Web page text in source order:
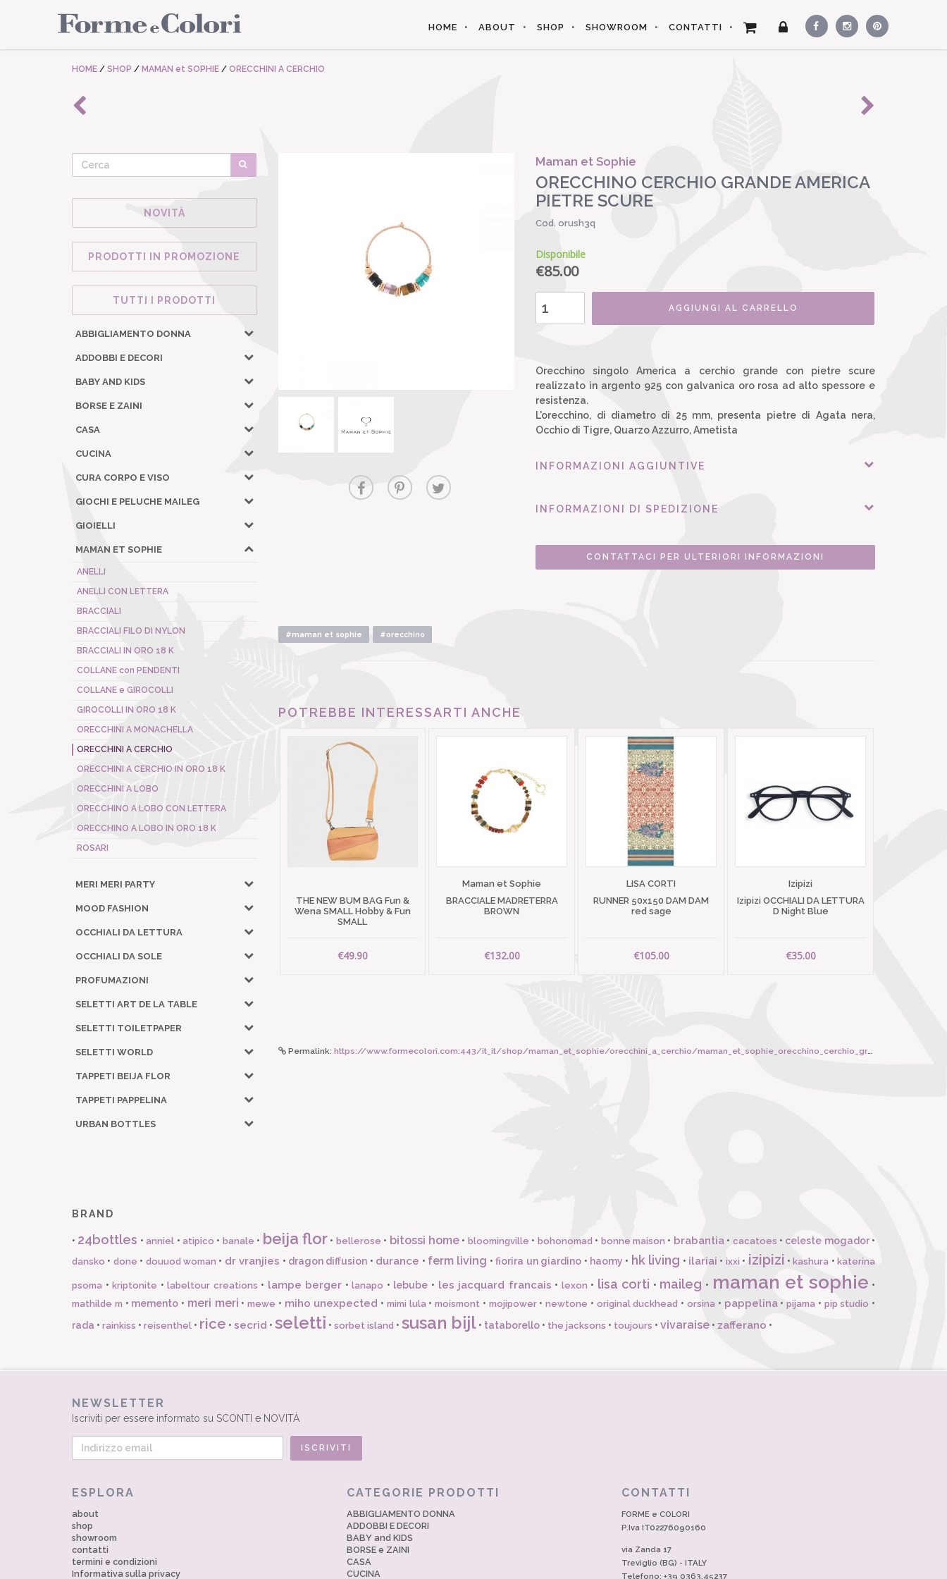
HOME ABOUT SHOP SHOWROOM CONTATTI
HOME / SHOP / MAMAN et SOPHIE / ORECCHINI A CERCHIO
NOVITÀ
PRODOTTI IN PROMOZIONE
TUTTI I PRODOTTI
ABBIGLIAMENTO DONNA
ADDOBBI E DECORI
BABY AND KIDS
BORSE E ZAINI
CASA
CUCINA
CURA CORPO E VISO
GIOCHI E PELUCHE MAILEG
GIOIELLI
MAMAN ET SOPHIE
ANELLI
ANELLI CON LETTERA
BRACCIALI
BRACCIALI FILO DI NYLON
BRACCIALI IN ORO 18 K
COLLANE con PENDENTI
COLLANE e GIROCOLLI
GIROCOLLI IN ORO 18 K
ORECCHINI A MONACHELLA
ORECCHINI A CERCHIO
ORECCHINI A CERCHIO IN ORO 18 K
ORECCHINI A LOBO
ORECCHINO A LOBO CON LETTERA
ORECCHINO A LOBO IN ORO 18 K
ROSARI
MERI MERI PARTY
MOOD FASHION
OCCHIALI DA LETTURA
OCCHIALI DA SOLE
PROFUMAZIONI
SELETTI ART DE LA TABLE
SELETTI TOILETPAPER
SELETTI WORLD
TAPPETI BEIJA FLOR
TAPPETI PAPPELINA
URBAN BOTTLES
Maman et Sophie
ORECCHINO CERCHIO GRANDE AMERICA
PIETRE SCURE
Cod. orush3q
Disponibile
€85.00
AGGIUNGI AL CARRELLO
Orecchino singolo America a cerchio grande con pietre scure
realizzato in argento 925 con galvanica oro rosa ad alto spessore e
resistenza.
L'orecchino, di diametro di 25 mm, presenta pietre di Agata nera,
Occhio di Tigre, Quarzo Azzurro, Ametista
INFORMAZIONI AGGIUNTIVE
INFORMAZIONI DI SPEDIZIONE
CONTATTACI PER ULTERIORI INFORMAZIONI
#maman et sophie #orecchino
POTREBBE INTERESSARTI ANCHE
THE NEW BUM BAG Fun &
Wena SMALL Hobby & Fun
SMALL
€49.90
Maman et Sophie
BRACCIALE MADRETERRA
BROWN
€132.00
LISA CORTI
RUNNER 50x150 DAM DAM
red sage
€105.00
Izipizi
Izipizi OCCHIALI DA LETTURA
D Night Blue
€35.00
Permalink: https://www.formecolori.com:443/it_it/shop/maman_et_sophie/orecchini_a_cerchio/maman_et_sophie_orecchino_cerchio_grande_america_pietre_scure/5376
BRAND
• 24bottles •anniel •atipico • banale • beija flor • bellerose • bitossi home • bloomingville • bohonomad • bonne maison • brabantia• cacatoes • celeste mogador•
dansko • done • douuod woman • dr vranjies • dragon diffusion • durance • ferm living •fiorira un giardino • haomy • hk living • ilariai • ixxi • izipizi •kashura •katerina
psoma •kriptonite •labeltour creations • lampe berger •lanapo • lebube • les jacquard francais • lexon • lisa corti • maileg • maman et sophie •
mathilde m • memento • meri meri •mewe • miho unexpected • mimi lula •moismont • mojipower•newtone • original duckhead • orsina • pappelina•pijama • pip studio •
rada • rainkiss • reisenthel • rice • secrid • seletti • sorbet island • susan bijl • tataborello • the jacksons • toujours • vivaraise • zafferano •
NEWSLETTER
Iscriviti per essere informato su SCONTI e NOVITÀ
ESPLORA
about
shop
showroom
contatti
termini e condizioni
Informativa sulla privacy
CATEGORIE PRODOTTI
ABBIGLIAMENTO DONNA
ADDOBBI E DECORI
BABY and KIDS
BORSE e ZAINI
CASA
CUCINA
CONTATTI
FORME e COLORI
P.Iva IT02276090160
via Zanda 17
Treviglio (BG) - ITALY
Telefono: +39 0363.45237